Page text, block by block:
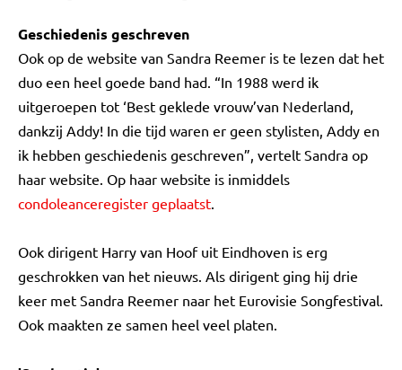
Geschiedenis geschreven
Ook op de website van Sandra Reemer is te lezen dat het
duo een heel goede band had. “In 1988 werd ik
uitgeroepen tot ‘Best geklede vrouw’van Nederland,
dankzij Addy! In die tijd waren er geen stylisten, Addy en
ik hebben geschiedenis geschreven”, vertelt Sandra op
haar website. Op haar website is inmiddels
condoleanceregister geplaatst.
Ook dirigent Harry van Hoof uit Eindhoven is erg
geschrokken van het nieuws. Als dirigent ging hij drie
keer met Sandra Reemer naar het Eurovisie Songfestival.
Ook maakten ze samen heel veel platen.